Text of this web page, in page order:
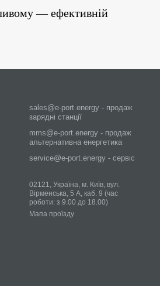
— ефективній
sales@e-port.energy - продаж
зарядні станції
mms@e-port.energy - продаж
альтернативна енергетика
service@e-port.energy - сервіс
02121, Україна, м. Київ, вул.
Вірменська, 5 А, каб. 9 (час
роботи: з 9.00 до 18.00)
Мапа проїзду